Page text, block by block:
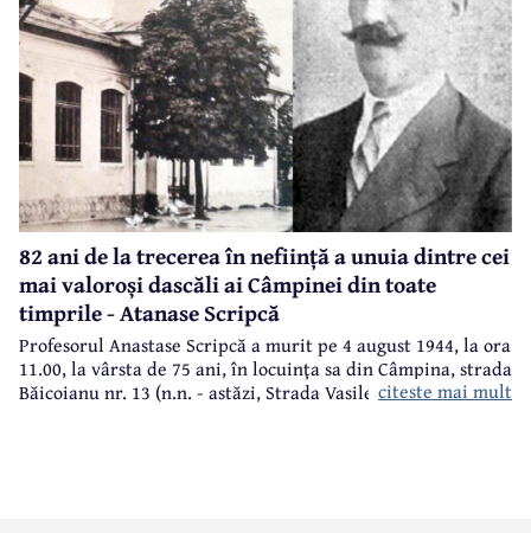
82 ani de la trecerea în neființă a unuia dintre cei
mai valoroși dascăli ai Câmpinei din toate
timprile - Atanase Scripcă
Profesorul Anastase Scripcă a murit pe 4 august 1944, la ora
11.00, la vârsta de 75 ani, în locuinţa sa din Câmpina, strada
Băicoianu nr. 13 (n.n. - astăzi, Strada Vasile Alecsandri).
citeste mai mult